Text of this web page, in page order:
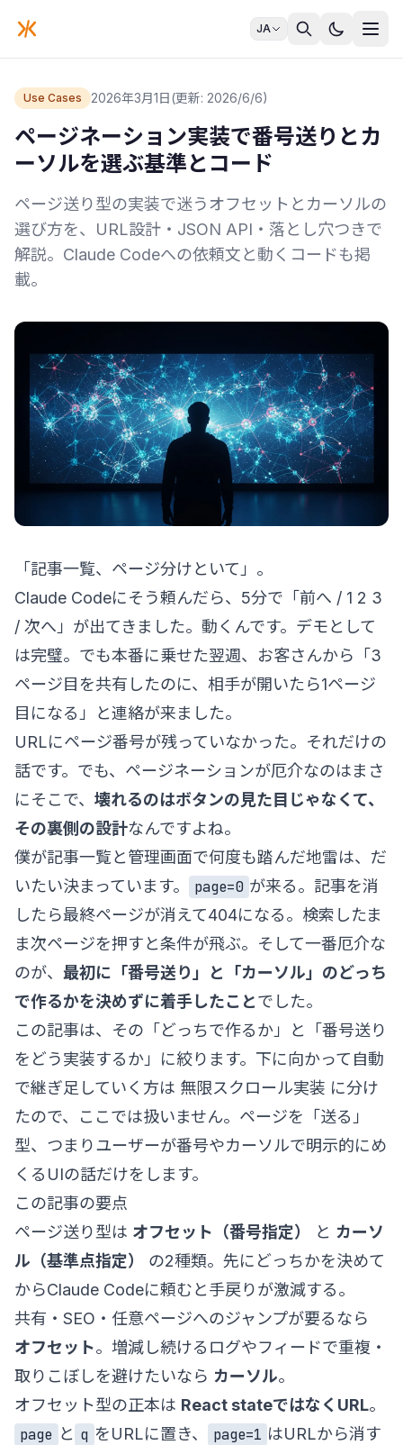
JA
Use Cases 2026年3月1日(更新: 2026/6/6)
ページネーション実装で番号送りとカ
ーソルを選ぶ基準とコード
ページ送り型の実装で迷うオフセットとカーソルの
選び方を、URL設計・JSON API・落とし穴つきで
解説。Claude Codeへの依頼文と動くコードも掲
載。
「記事一覧、ページ分けといて」。
Claude Codeにそう頼んだら、5分で「前へ / 1 2 3
/ 次へ」が出てきました。動くんです。デモとして
は完璧。でも本番に乗せた翌週、お客さんから「3
ページ目を共有したのに、相手が開いたら1ページ
目になる」と連絡が来ました。
URLにページ番号が残っていなかった。それだけの
話です。でも、ページネーションが厄介なのはまさ
にそこで、 壊れるのはボタンの見た目じゃなくて、
その裏側の設計なんですよね。
僕が記事一覧と管理画面で何度も踏んだ地雷は、だ
いたい決まっています。
page=0 が来る。記事を消
したら最終ページが消えて404になる。検索したま
ま次ページを押すと条件が飛ぶ。そして一番厄介な
のが、 最初に「番号送り」と「カーソル」のどっち
で作るかを決めずに着手したことでした。
この記事は、その「どっちで作るか」と「番号送り
をどう実装するか」に絞ります。下に向かって自動
で継ぎ足していく方は 無限スクロール実装 に分け
たので、ここでは扱いません。ページを「送る」
型、つまりユーザーが番号やカーソルで明示的にめ
くるUIの話だけをします。
この記事の要点
ページ送り型は オフセット（番号指定） と カーソ
ル（基準点指定）
の2種類。先にどっちかを決めて
からClaude Codeに頼むと手戻りが激減する。
共有・SEO・任意ページへのジャンプが要るなら
オフセット。増減し続けるログやフィードで重複・
取りこぼしを避けたいなら カーソル。
オフセット型の正本は React stateではなくURL。
page と q をURLに置き、 page=1 はURLから消す